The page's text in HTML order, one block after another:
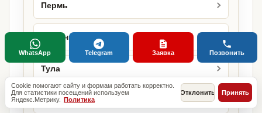
Пермь
Тюмень
Тула
Ставрополь
Cookie помогают сайту и формам работать корректно.
Для статистики посещений используем
Яндекс.Метрику. Политика
Отклонить Принять
WhatsApp Telegram Заявка Позвонить